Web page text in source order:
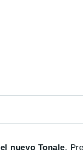
nuevo Tonale.